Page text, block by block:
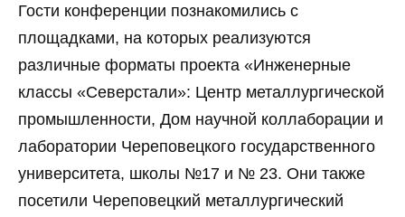
Гости конференции познакомились с
площадками, на которых реализуются
различные форматы проекта «Инженерные
классы «Северстали»: Центр металлургической
промышленности, Дом научной коллаборации и
лаборатории Череповецкого государственного
университета, школы №17 и № 23. Они также
посетили Череповецкий металлургический